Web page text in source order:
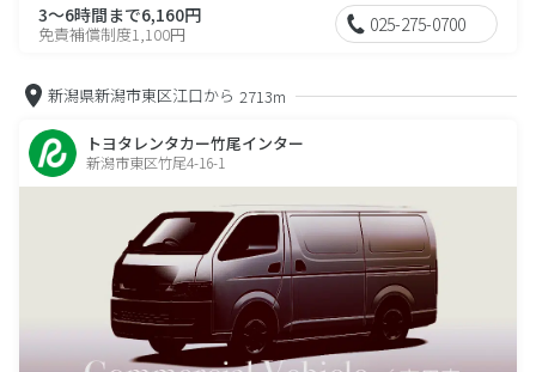
3～6時間まで6,160円
免責補償制度1,100円 025-275-0700
新潟県新潟市東区江口から 2713m
トヨタレンタカー竹尾インター
新潟市東区竹尾4-16-1